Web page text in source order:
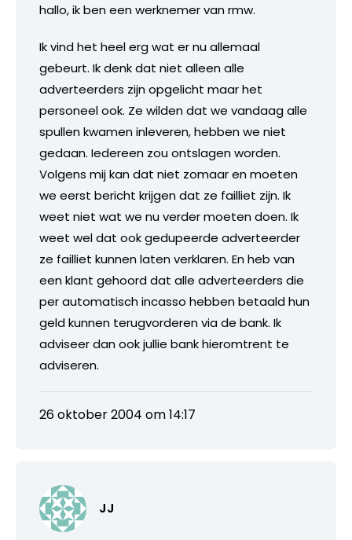
hallo, ik ben een werknemer van rmw.
Ik vind het heel erg wat er nu allemaal
gebeurt. Ik denk dat niet alleen alle
adverteerders zijn opgelicht maar het
personeel ook. Ze wilden dat we vandaag alle
spullen kwamen inleveren, hebben we niet
gedaan. Iedereen zou ontslagen worden.
Volgens mij kan dat niet zomaar en moeten
we eerst bericht krijgen dat ze failliet zijn. Ik
weet niet wat we nu verder moeten doen. Ik
weet wel dat ook gedupeerde adverteerder
ze failliet kunnen laten verklaren. En heb van
een klant gehoord dat alle adverteerders die
per automatisch incasso hebben betaald hun
geld kunnen terugvorderen via de bank. Ik
adviseer dan ook jullie bank hieromtrent te
adviseren.
26 oktober 2004 om 14:17
JJ